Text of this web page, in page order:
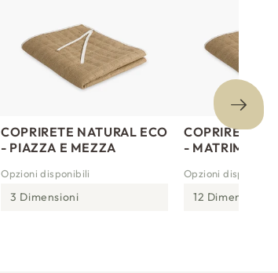
COPRIRETE NATURAL ECO
- PIAZZA E MEZZA
Opzioni disponibili
3 Dimensioni
COPRIRETE
-
Opzioni disponibili
12 Dimensioni